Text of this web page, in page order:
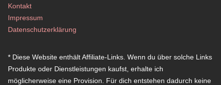
Kontakt
Impressum
Datenschutzerklärung
* Diese Website enthält Affiliate-Links. Wenn du über solche Links
Produkte oder Dienstleistungen kaufst, erhalte ich
möglicherweise eine Provision. Für dich entstehen dadurch keine